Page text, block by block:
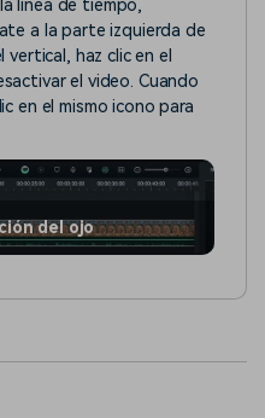
línea de tiempo,
a la parte izquierda de
vertical, haz clic en el
el video. Cuando
en el mismo icono para
del ojo